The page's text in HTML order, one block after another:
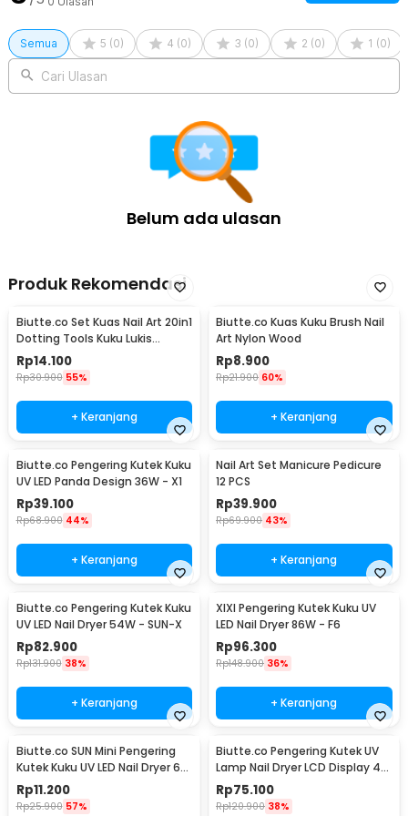
Semua 5 (0) 4 (0) 3 (0) 2 (0) 1 (0)
Cari Ulasan
Belum ada ulasan
Produk Rekomendasi
Biutte.co Set Kuas Nail Art 20in1
Dotting Tools Kuku Lukis
Profesional - X-19
Rp14.100
Rp30.900 55%
+ Keranjang
Biutte.co Kuas Kuku Brush Nail
Art Nylon Wood
Rp8.900
Rp21.900 60%
+ Keranjang
Biutte.co Pengering Kutek Kuku
UV LED Panda Design 36W - X1
Rp39.100
Rp68.900 44%
+ Keranjang
Nail Art Set Manicure Pedicure
12 PCS
Rp39.900
Rp69.900 43%
+ Keranjang
Biutte.co Pengering Kutek Kuku
UV LED Nail Dryer 54W - SUN-X
Rp82.900
Rp131.900 38%
+ Keranjang
XIXI Pengering Kutek Kuku UV
LED Nail Dryer 86W - F6
Rp96.300
Rp148.900 36%
+ Keranjang
Biutte.co SUN Mini Pengering
Kutek Kuku UV LED Nail Dryer 6W
- J-03
Rp11.200
Rp25.900 57%
Biutte.co Pengering Kutek UV
Lamp Nail Dryer LCD Display 45
LED 120W - Dmoley SUNX5MAX
Rp75.100
Rp120.900 38%